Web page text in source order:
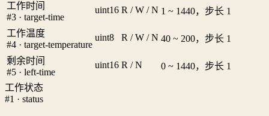
工作时间
#3 · target-time
uint16 R / W / N 1 ~ 1440，步长 1
工作温度
#4 · target-temperature
uint8 R / W / N 40 ~ 200，步长 1
剩余时间
#5 · left-time
uint16 R / N 0 ~ 1440，步长 1
工作状态
#1 · status